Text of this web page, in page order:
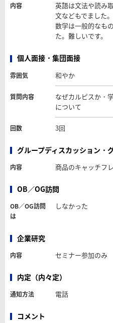
内容
英語は文法や読み
文などもでました。
数学は一般的なも
た。難しいです。
個人面接・集団面接
雰囲気 和やか
質問内容
なぜカルピスか・
について
回数 3回
グループディスカッション・
内容 商品のキャッチフ
OB／OG訪問
OB／OG訪問
は
しなかった
企業研究
内容 セミナー参加のみ
内定（内々定）
通知方法 電話
コメント